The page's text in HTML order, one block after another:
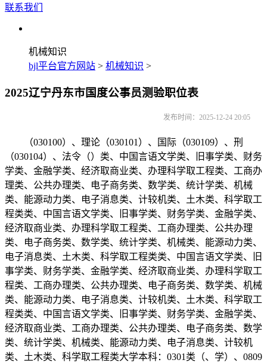
联系我们
机械知识
bjl平台官方网站 > 机械知识 >
2025辽宁丹东市国度公事员测验职位表
发布时间：2025-12-24 20:05
（030100）、理论（030101）、国际（030109）、刑
（030104）、法令（）类、中国言语文学类、旧事学类、财务
学类、金融学类、经济取商业类、办理科学取工程类、工商办
理类、公共办理类、电子商务类、数学类、统计学类、机械
类、能源动力类、电子消息类、计较机类、土木类、科学取工
程类类、中国言语文学类、旧事学类、财务学类、金融学类、
经济取商业类、办理科学取工程类、工商办理类、公共办理
类、电子商务类、数学类、统计学类、机械类、能源动力类、
电子消息类、土木类、科学取工程类类、中国言语文学类、旧
事学类、财务学类、金融学类、经济取商业类、办理科学取工
程类、工商办理类、公共办理类、电子商务类、数学类、机械
类、能源动力类、电子消息类、计较机类、土木类、科学取工
程类类、中国言语文学类、旧事学类、财务学类、金融学类、
经济取商业类、工商办理类、公共办理类、电子商务类、数学
类、统计学类、机械类、能源动力类、电子消息类、计较机
类、土木类、科学取工程类大学本科：0301类（、学）、0809